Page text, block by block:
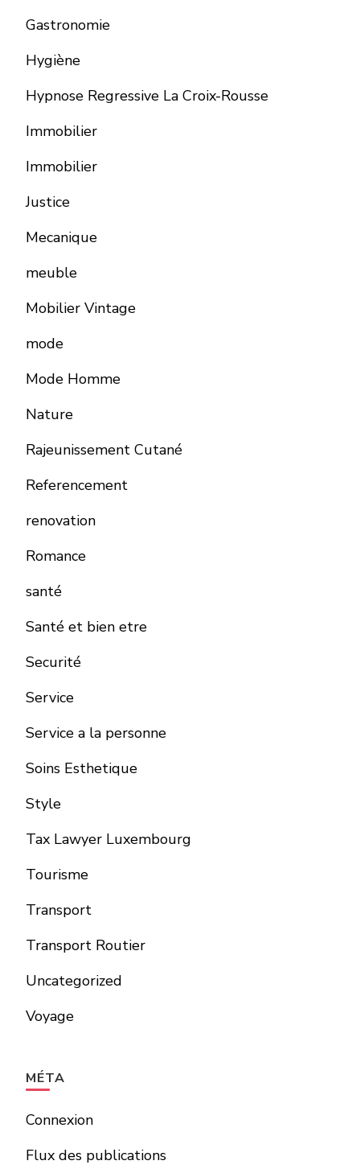
Gastronomie
Hygiène
Hypnose Regressive La Croix-Rousse
Immobilier
Immobilier
Justice
Mecanique
meuble
Mobilier Vintage
mode
Mode Homme
Nature
Rajeunissement Cutané
Referencement
renovation
Romance
santé
Santé et bien etre
Securité
Service
Service a la personne
Soins Esthetique
Style
Tax Lawyer Luxembourg
Tourisme
Transport
Transport Routier
Uncategorized
Voyage
MÉTA
Connexion
Flux des publications